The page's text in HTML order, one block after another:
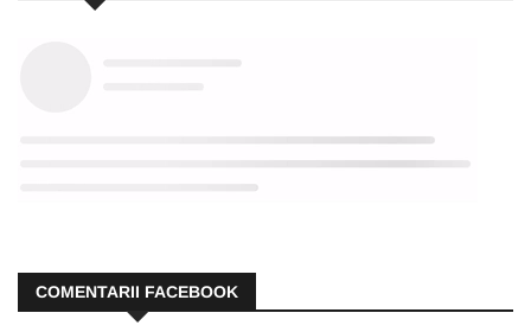
COMENTARII FACEBOOK